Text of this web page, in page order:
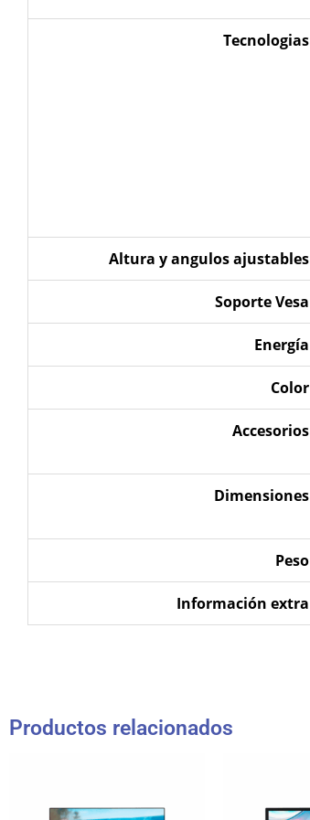
Tecnologias
Altura y angulos ajustables
Soporte Vesa
Energía
Color
Accesorios
Dimensiones
Peso
Información extra
Productos relacionados